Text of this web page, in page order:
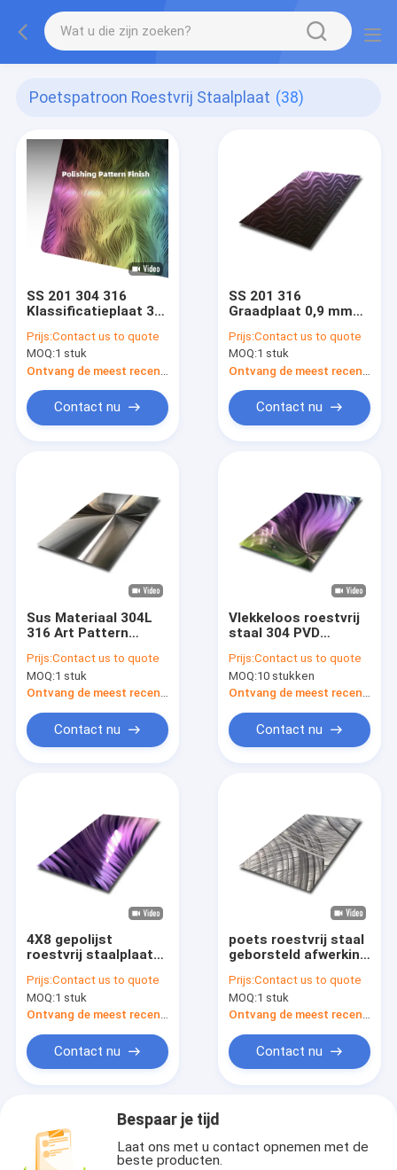
Poetspatroon Roestvrij Staalplaat (38)
SS 201 304 316
Klassificatieplaat 3D
roestvrij staal plaat
Gepolijst patroon
metaal plaat
Prijs:Contact us to quote
MOQ:1 stuk
Contact nu
SS 201 316
Graadplaat 0,9 mm
laser/gepolijste
geïmprimeerde
textuur roestvrij
staalplaat voor
decoratieve
wandpanelen
Prijs:Contact us to quote
MOQ:1 stuk
Contact nu
Sus Materiaal 304L
316 Art Pattern
gesneden roestvrij
staal Gravure
Afwerking 1,1 mm
Prijs:Contact us to quote
MOQ:1 stuk
Contact nu
Vlekkeloos roestvrij
staal 304 PVD
staal textuur
gepolijst SS-plaat
voor
Prijs:Contact us to quote
MOQ:10 stukken
Contact nu
4X8 gepolijst
roestvrij staalplaat
kleurpatroon 3d
gegolfde metaalplaat
textuur
Prijs:Contact us to quote
MOQ:1 stuk
Ontvang de meest recente Prijs
Contact nu
poets roestvrij staal
geborsteld afwerking
laserproces voor
eetkamer/muurdecoratie
voor woonkamer
Prijs:Contact us to quote
MOQ:1 stuk
Ontvang de meest recente Prijs
Contact nu
Bespaar je tijd
Laat ons met u contact opnemen met de
beste producten.